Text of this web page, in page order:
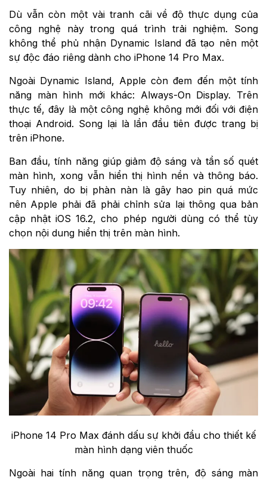
Dù vẫn còn một vài tranh cãi về độ thực dụng của
công nghệ này trong quá trình trải nghiệm. Song
không thể phủ nhận Dynamic Island đã tạo nên một
sự độc đáo riêng dành cho iPhone 14 Pro Max.
Ngoài Dynamic Island, Apple còn đem đến một tính
năng màn hình mới khác: Always-On Display. Trên
thực tế, đây là một công nghệ không mới đối với điện
thoại Android. Song lại là lần đầu tiên được trang bị
trên iPhone.
Ban đầu, tính năng giúp giảm độ sáng và tần số quét
màn hình, xong vẫn hiển thị hình nền và thông báo.
Tuy nhiên, do bị phàn nàn là gây hao pin quá mức
nên Apple phải đã phải chỉnh sửa lại thông qua bản
cập nhật iOS 16.2, cho phép người dùng có thể tùy
chọn nội dung hiển thị trên màn hình.
iPhone 14 Pro Max đánh dấu sự khởi đầu cho thiết kế
màn hình dạng viên thuốc
Ngoài hai tính năng quan trọng trên, độ sáng màn